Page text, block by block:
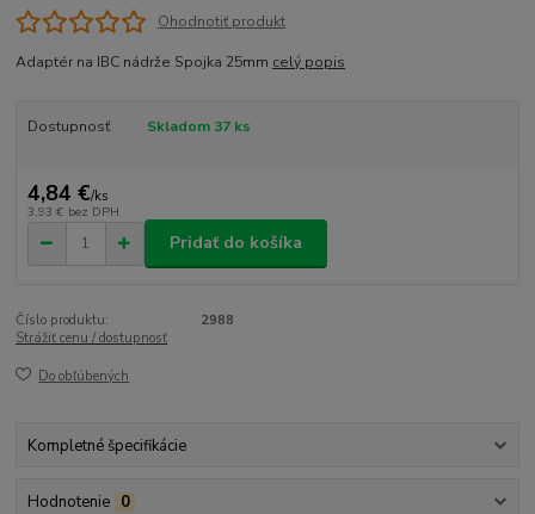
Ohodnotiť produkt
Adaptér na IBC nádrže Spojka 25mm celý popis
Dostupnosť Skladom 37 ks
4,84 €/ks
3,93 € bez DPH
Pridať do košíka
Číslo produktu:
2988
Strážiť cenu / dostupnosť
Do obľúbených
Kompletné špecifikácie
Hodnotenie 0